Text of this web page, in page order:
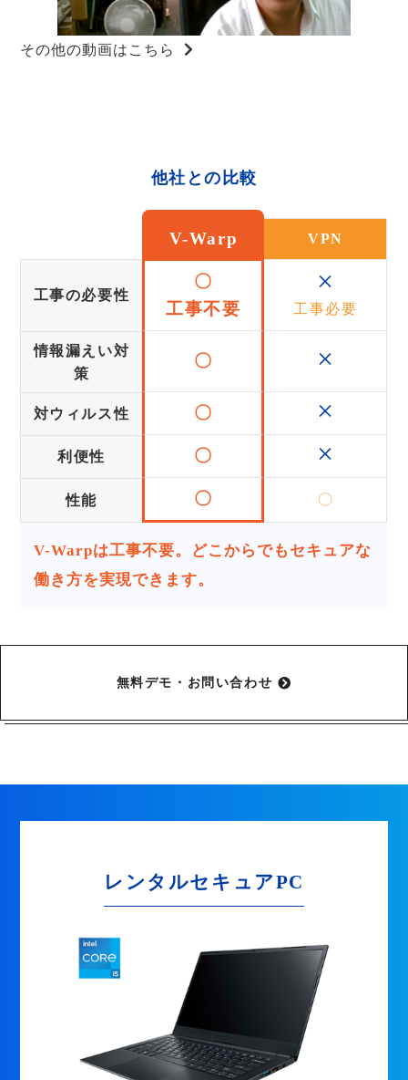
その他の動画はこちら
他社との比較
V-Warp VPN
工事の必要性
〇
工事不要
×
工事必要
情報漏えい対
策
〇 ×
対ウィルス性 〇 ×
利便性 〇 ×
性能 〇 〇
V-Warpは工事不要。どこからでもセキュアな
働き方を実現できます。
無料デモ・お問い合わせ
レンタルセキュアPC